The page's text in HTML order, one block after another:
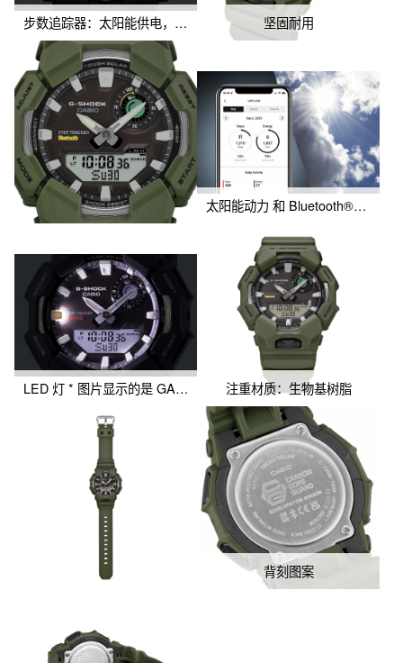
步数追踪器：太阳能供电，使用方便 坚固耐用
太阳能动力 和 Bluetooth®，让所有功能触手可及
LED 灯 * 图片显示的是 GA-B010-1A。 注重材质：生物基树脂
背刻图案